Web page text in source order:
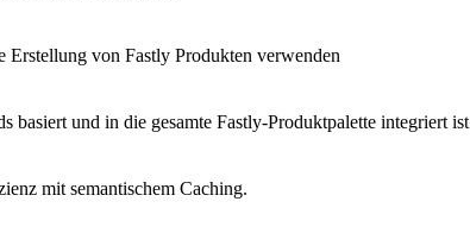
Erstellung von Fastly Produkten verwenden
basiert und in die gesamte Fastly-Produktpalette integriert ist
mit semantischem Caching.